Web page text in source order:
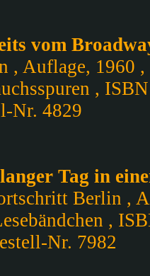
vom
, Auflage, 1960
,
Nr. 4829
Tag in
Berlin ,
,
Nr. 7982